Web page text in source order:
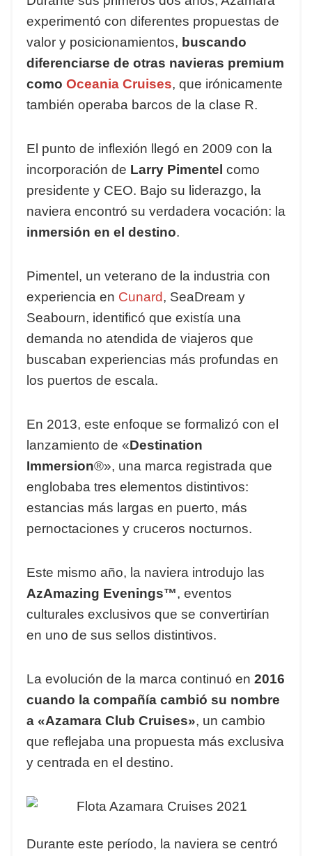
experimentó con diferentes propuestas de
valor y posicionamientos, buscando
diferenciarse de otras navieras premium
como Oceania Cruises, que irónicamente
también operaba barcos de la clase R.
El punto de inflexión llegó en 2009 con la
incorporación de Larry Pimentel como
presidente y CEO. Bajo su liderazgo, la
naviera encontró su verdadera vocación: la
inmersión en el destino.
Pimentel, un veterano de la industria con
experiencia en Cunard, SeaDream y
Seabourn, identificó que existía una
demanda no atendida de viajeros que
buscaban experiencias más profundas en
los puertos de escala.
En 2013, este enfoque se formalizó con el
lanzamiento de «Destination
Immersion®», una marca registrada que
englobaba tres elementos distintivos:
estancias más largas en puerto, más
pernoctaciones y cruceros nocturnos.
Este mismo año, la naviera introdujo las
AzAmazing Evenings™, eventos
culturales exclusivos que se convertirían
en uno de sus sellos distintivos.
La evolución de la marca continuó en 2016
cuando la compañía cambió su nombre
a «Azamara Club Cruises», un cambio
que reflejaba una propuesta más exclusiva
y centrada en el destino.
Durante este período, la naviera se centró